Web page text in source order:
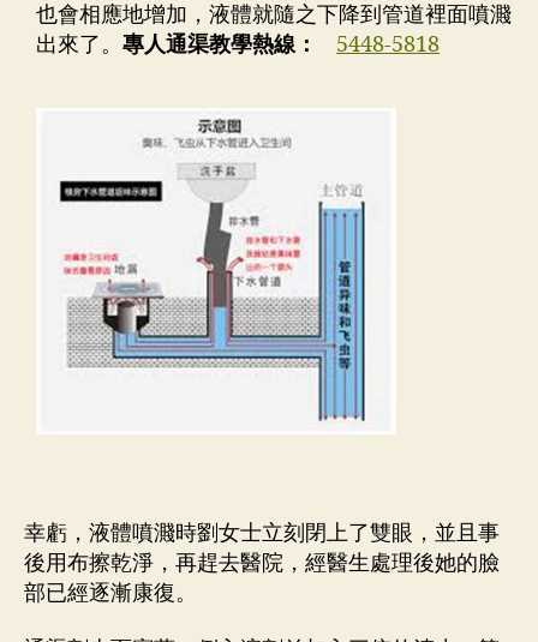
也會相應地增加，液體就隨之下降到管道裡面噴濺
出來了。 專人通渠教學熱線： 5448-5818
幸虧，液體噴濺時劉女士立刻閉上了雙眼，並且事
後用布擦乾淨，再趕去醫院，經醫生處理後她的臉
部已經逐漸康復。